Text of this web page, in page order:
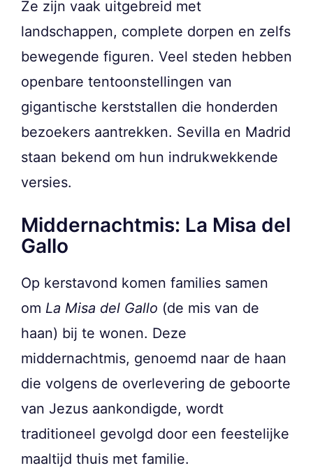
Ze zijn vaak uitgebreid met
landschappen, complete dorpen en zelfs
bewegende figuren. Veel steden hebben
openbare tentoonstellingen van
gigantische kerststallen die honderden
bezoekers aantrekken. Sevilla en Madrid
staan bekend om hun indrukwekkende
versies.
Middernachtmis: La Misa del
Gallo
Op kerstavond komen families samen
om La Misa del Gallo (de mis van de
haan) bij te wonen. Deze
middernachtmis, genoemd naar de haan
die volgens de overlevering de geboorte
van Jezus aankondigde, wordt
traditioneel gevolgd door een feestelijke
maaltijd thuis met familie.